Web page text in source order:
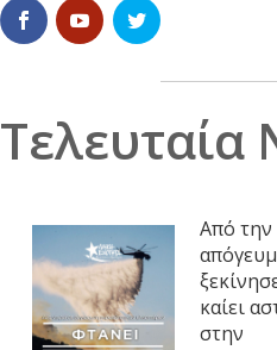
Τελευταία
Από
καίει
στην